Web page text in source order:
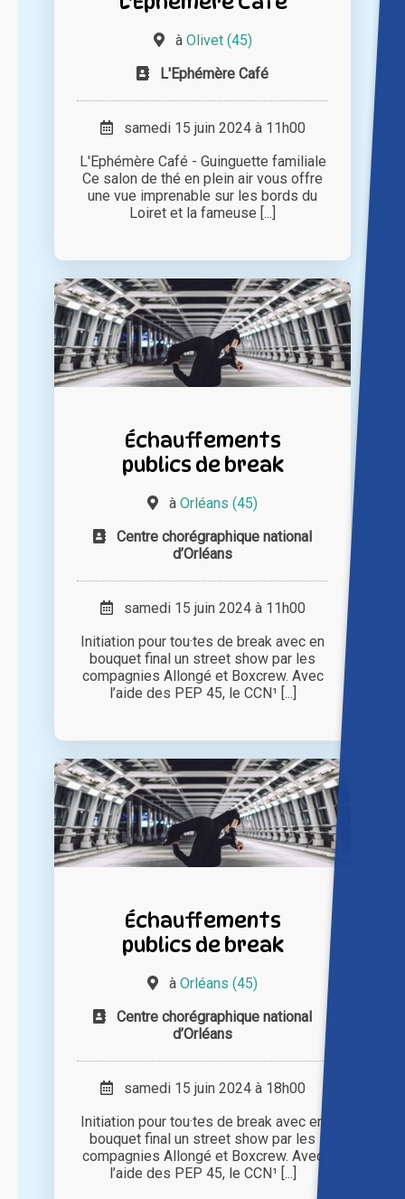
à Olivet (45)
L'Ephémère Café
samedi 15 juin 2024 à 11h00
L'Ephémère Café - Guinguette familiale
Ce salon de thé en plein air vous offre
une vue imprenable sur les bords du
Loiret et la fameuse [...]
Échauffements
publics de break
à Orléans (45)
Centre chorégraphique national
d’Orléans
samedi 15 juin 2024 à 11h00
Initiation pour tou·tes de break avec en
bouquet final un street show par les
compagnies Allongé et Boxcrew. Avec
l’aide des PEP 45, le CCN¹ [...]
Échauffements
publics de break
à Orléans (45)
Centre chorégraphique national
d’Orléans
samedi 15 juin 2024 à 18h00
Initiation pour tou·tes de break avec en
bouquet final un street show par les
compagnies Allongé et Boxcrew. Avec
l’aide des PEP 45, le CCN¹ [...]